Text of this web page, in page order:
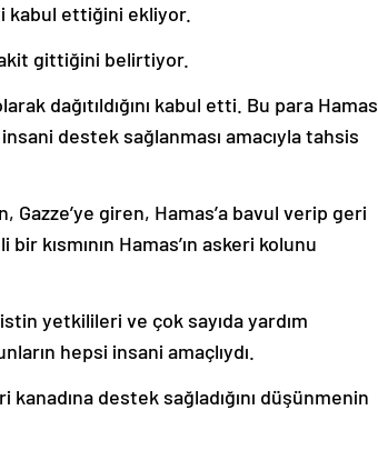
kabul ettiğini ekliyor.
gittiğini belirtiyor.
dağıtıldığını kabul etti. Bu para Hamas
destek sağlanması amacıyla tahsis
Gazze’ye giren, Hamas’a bavul verip geri
kısmının Hamas’ın askeri kolunu
yetkilileri ve çok sayıda yardım
hepsi insani amaçlıydı.
kanadına destek sağladığını düşünmenin